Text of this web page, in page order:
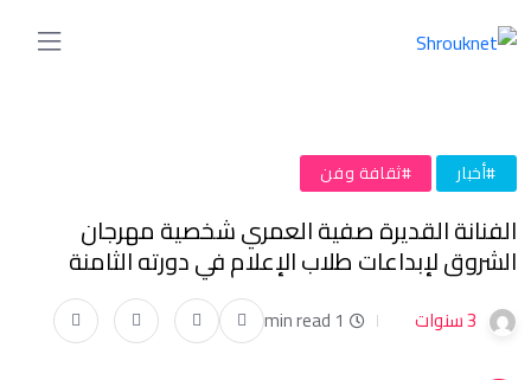
#أخبار #ثقافة وفن
الفنانة القديرة صفية العمري شخصية مهرجان
الشروق لإبداعات طلاب الإعلام في دورته الثامنة
3 سنوات 1 min read